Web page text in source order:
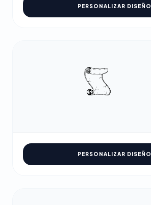
PERSONALIZAR DISEÑO
PERSONALIZAR DISEÑO